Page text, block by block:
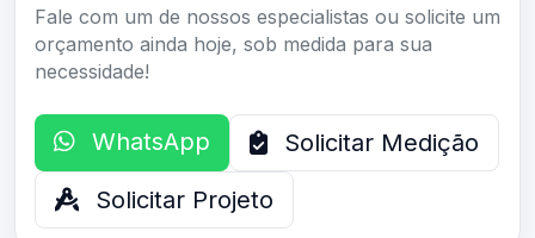
Fale com um de nossos especialistas ou solicite um
orçamento ainda hoje, sob medida para sua
necessidade!
WhatsApp
Solicitar Medição
Solicitar Projeto